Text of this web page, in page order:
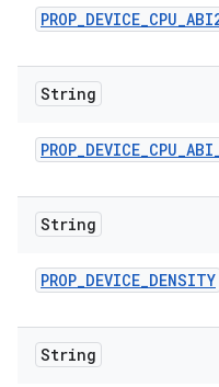
PROP_DEVICE_CPU_
String
PROP_DEVICE_CPU_ABI
String
PROP_DEVICE_DENSITY
String